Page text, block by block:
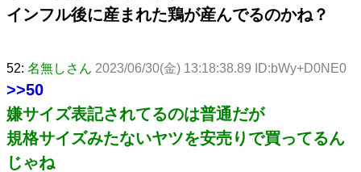
インフル後に産まれた鶏が産んでるのかね？
52: 名無しさん 2023/06/30(金) 13:18:38.89 ID:bWy+D0NE0
>>50
嫌サイズ表記されてるのは普通だが
規格サイズみたないヤツを安売りで買ってるん
じゃね